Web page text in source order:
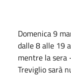
Domenica 9
dalle 8 alle 19
mentre la sera
Treviglio sarà